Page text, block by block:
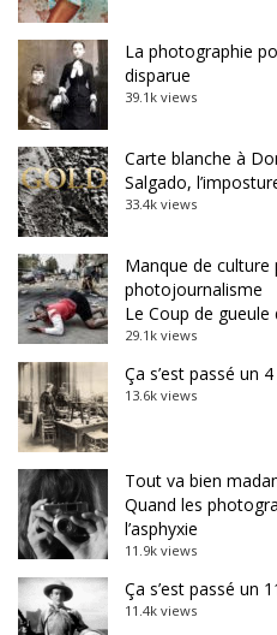
La photographie
disparue
39.1k views
Carte blanche à
Salgado,
33.4k views
Manque de
photojournalisme
Le Coup de gueule
29.1k views
Ça s’est passé un
13.6k views
Tout va bien
Quand les
l’asphyxie
11.9k views
Ça s’est passé un
11.4k views